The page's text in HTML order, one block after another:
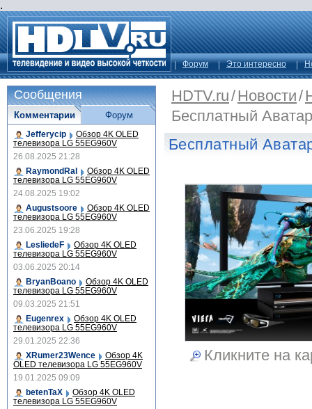
.
Форум Это интересно
HDTV.ru/Новости/
Бесплатный
Бесплатный
Кликните на
Сообщения
Комментарии
Jefferycip Обзор 4K OLED
телевизора LG 55EG960V
26.08.2025 21:28
RaymondRal
Обзор 4K OLED
телевизора LG 55EG960V
24.08.2025 19:02
Augustsoore
Обзор 4K OLED
телевизора LG 55EG960V
23.06.2025 19:28
LesliedeF
Обзор 4K OLED
телевизора LG 55EG960V
03.06.2025 20:14
BryanBoano
Обзор 4K OLED
телевизора LG 55EG960V
09.03.2025 21:51
Eugenrex
Обзор 4K OLED
телевизора LG 55EG960V
29.01.2025 22:36
XRumer23Wence
Обзор 4K
OLED телевизора LG 55EG960V
19.01.2025 09:09
betenTaX
Обзор 4K OLED
телевизора LG 55EG960V
Форум